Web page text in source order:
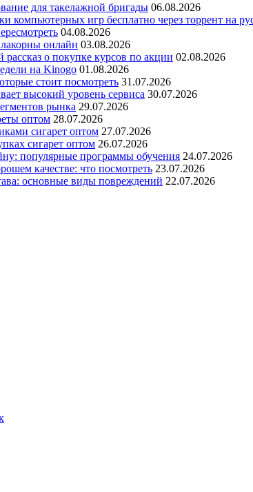
для такелажной бригады 06.08.2026
компьютерных игр бесплатно через торрент на
04.08.2026
онлайн 03.08.2026
о покупке курсов по акции 02.08.2026
на Kinogo 01.08.2026
стоит посмотреть 31.07.2026
высокий уровень сервиса 30.07.2026
рынка 29.07.2026
оптом 28.07.2026
сигарет оптом 27.07.2026
сигарет оптом 26.07.2026
популярные программы обучения 24.07.2026
качестве: что посмотреть 23.07.2026
основные виды повреждений 22.07.2026